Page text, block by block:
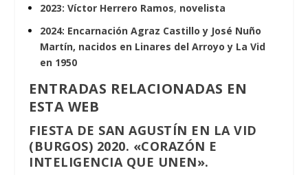
2023: Víctor Herrero Ramos, novelista
2024: Encarnación Agraz Castillo y José Nuño
Martín, nacidos en Linares del Arroyo y La Vid
en 1950
ENTRADAS RELACIONADAS EN
ESTA WEB
FIESTA DE SAN AGUSTÍN EN LA VID
(BURGOS) 2020. «CORAZÓN E
INTELIGENCIA QUE UNEN».